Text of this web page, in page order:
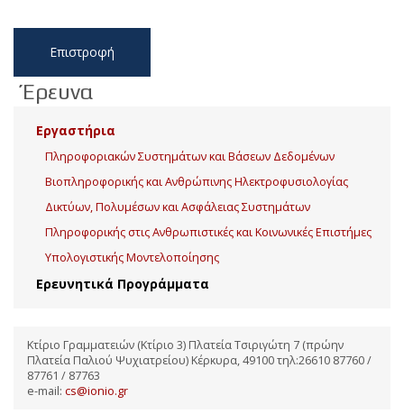
Επιστροφή
Έρευνα
Εργαστήρια
Πληροφοριακών Συστημάτων και Βάσεων Δεδομένων
Βιοπληροφορικής και Ανθρώπινης Ηλεκτροφυσιολογίας
Δικτύων, Πολυμέσων και Ασφάλειας Συστημάτων
Πληροφορικής στις Ανθρωπιστικές και Κοινωνικές Επιστήμες
Υπολογιστικής Μοντελοποίησης
Ερευνητικά Προγράμματα
Κτίριο Γραμματειών (Κτίριο 3) Πλατεία Τσιριγώτη 7 (πρώην
Πλατεία Παλιού Ψυχιατρείου) Κέρκυρα, 49100 τηλ:26610 87760 /
87761 / 87763
e-mail: cs@ionio.gr